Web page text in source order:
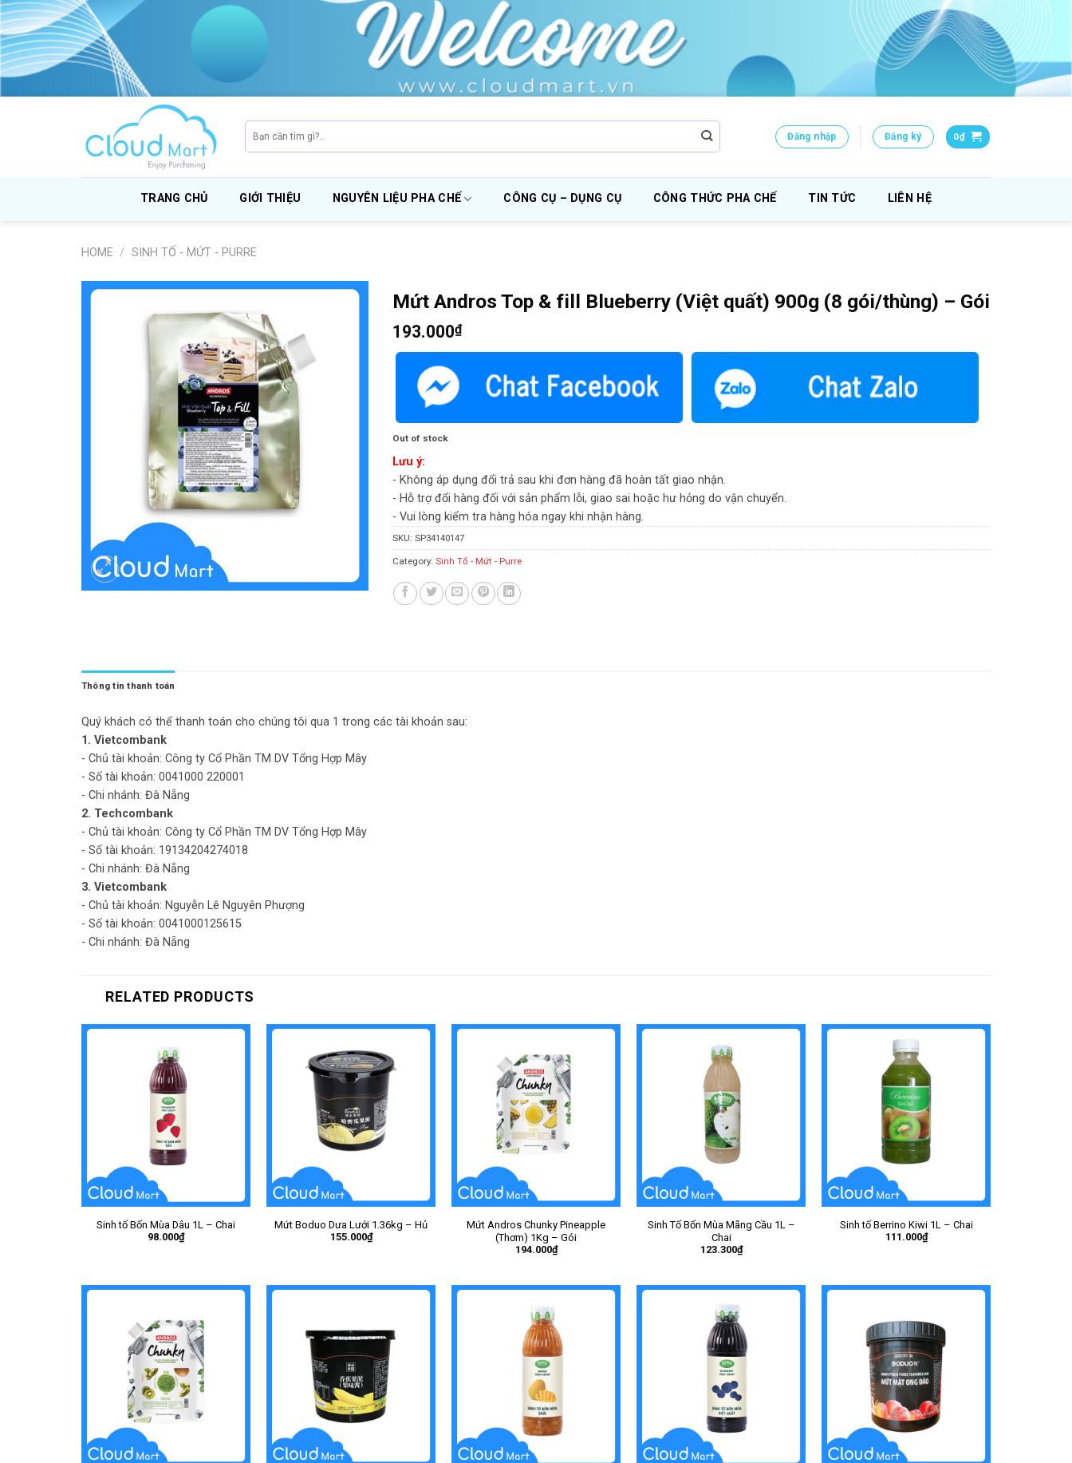
Skip
to
content
for:
Đăng nhập Đăng ký 0₫
TRANG CHỦ GIỚI THIỆU NGUYÊN LIỆU PHA CHẾ CÔNG CỤ – DỤNG CỤ CÔNG THỨC PHA CHẾ TIN TỨC LIÊN HỆ
HOME / SINH TỐ - MỨT - PURRE
Mứt Andros Top & fill Blueberry (Việt quất) 900g (8 gói/thùng) – Gói
193.000₫
Out of stock
Lưu ý:
- Không áp dụng đổi trả sau khi đơn hàng đã hoàn tất giao nhận.
- Hỗ trợ đổi hàng đối với sản phẩm lỗi, giao sai hoặc hư hỏng do vận chuyển.
- Vui lòng kiểm tra hàng hóa ngay khi nhận hàng.
SKU: SP34140147
Category: Sinh Tố - Mứt - Purre
Thông tin thanh toán
Quý khách có thể thanh toán cho chúng tôi qua 1 trong các tài khoản sau:
1. Vietcombank
- Chủ tài khoản: Công ty Cổ Phần TM DV Tổng Hợp Mây
- Số tài khoản: 0041000 220001
- Chi nhánh: Đà Nẵng
2. Techcombank
- Chủ tài khoản: Công ty Cổ Phần TM DV Tổng Hợp Mây
- Số tài khoản: 19134204274018
- Chi nhánh: Đà Nẵng
3. Vietcombank
- Chủ tài khoản: Nguyễn Lê Nguyên Phượng
- Số tài khoản: 0041000125615
- Chi nhánh: Đà Nẵng
RELATED PRODUCTS
Sinh tố Bốn Mùa Dâu 1L – Chai
98.000₫
Mứt Boduo Dưa Lưới 1.36kg – Hủ
155.000₫
Mứt Andros Chunky Pineapple
(Thơm) 1Kg – Gói
194.000₫
Sinh Tố Bốn Mùa Mãng Cầu 1L –
Chai
123.300₫
Sinh tố Berrino Kiwi 1L – Chai
111.000₫